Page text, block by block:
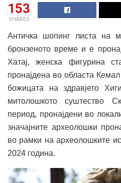
153
SHARES
Античка шопинг листа на
бронзеното време и е
Хатај, женска фигурина
пронајдена во областа
божицата на здравјето
митолошкото суштество
период, пронајдени во
значајните археолошки
во рамки на археолошките
2024 година.